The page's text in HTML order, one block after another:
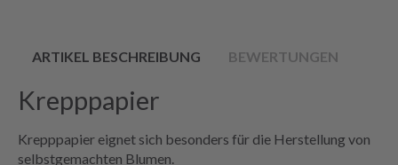
ARTIKEL BESCHREIBUNG BEWERTUNGEN
Krepppapier
Krepppapier eignet sich besonders für die Herstellung von
selbstgemachten Blumen.